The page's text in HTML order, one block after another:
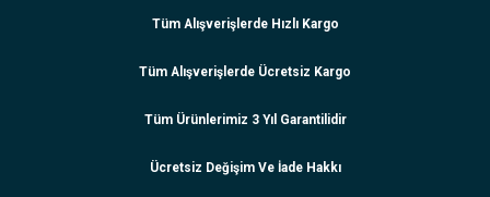
Tüm Alışverişlerde Hızlı Kargo
Tüm Alışverişlerde Ücretsiz Kargo
Tüm Ürünlerimiz 3 Yıl Garantilidir
Ücretsiz Değişim Ve İade Hakkı